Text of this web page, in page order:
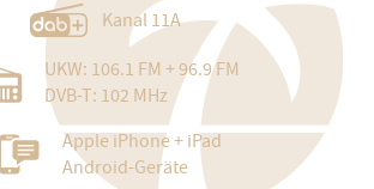
Kanal 11A
UKW: 106.1 FM + 96.9 FM
DVB-T: 102 MHz
Apple iPhone + iPad
Android-Geräte